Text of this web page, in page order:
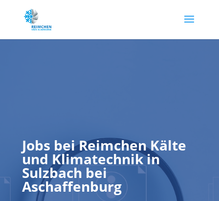
Jobs bei Reimchen Kälte
und Klimatechnik in
Sulzbach bei
Aschaffenburg